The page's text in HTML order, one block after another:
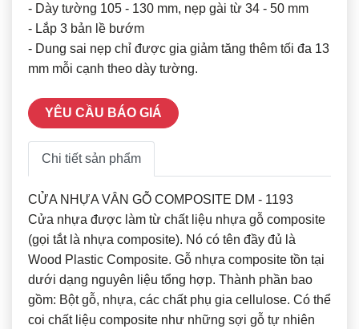
- Dày tường 105 - 130 mm, nẹp gài từ 34 - 50 mm
- Lắp 3 bản lề bướm
- Dung sai nẹp chỉ được gia giảm tăng thêm tối đa 13
mm mỗi cạnh theo dày tường.
YÊU CẦU BÁO GIÁ
Chi tiết sản phẩm
CỬA NHỰA VÂN GỖ COMPOSITE DM - 1193
Cửa nhựa được làm từ chất liệu nhựa gỗ composite
(gọi tắt là nhựa composite). Nó có tên đầy đủ là
Wood Plastic Composite. Gỗ nhựa composite tồn tại
dưới dạng nguyên liệu tổng hợp. Thành phần bao
gồm: Bột gỗ, nhựa, các chất phụ gia cellulose. Có thể
coi chất liệu composite như những sợi gỗ tự nhiên